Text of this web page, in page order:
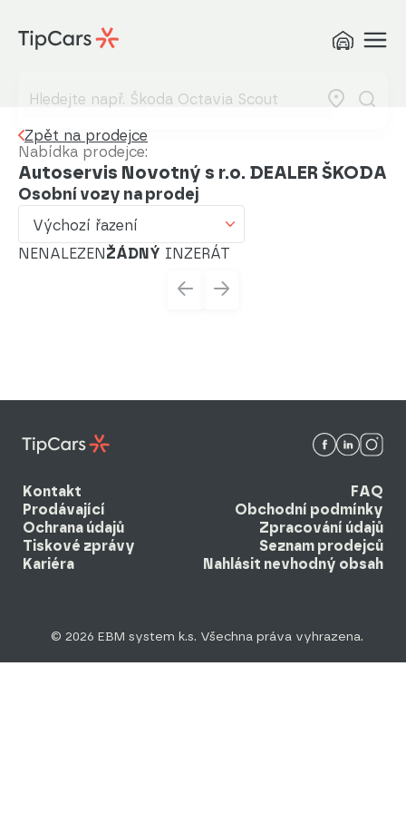
Zpět na prodejce
Nabídka prodejce:
Autoservis Novotný s r.o. DEALER ŠKODA
Osobní vozy na prodej
Výchozí řazení
Výchozí řazení
Od nejdražšího
Od nejmenšího nájezdu
Od nejvyššího nájezdu
Od nejstaršího vozu
Od nejnovějšího vozu
Od nejnovějšího inzerátu
Abecedně od Z do A
NENALEZENŽÁDNÝ INZERÁT
Kontakt
FAQ
Prodávající
Obchodní podmínky
Ochrana údajů
Zpracování údajů
Tiskové zprávy
Seznam prodejců
Kariéra
Nahlásit nevhodný obsah
© 2026 EBM system k.s. Všechna práva vyhrazena.